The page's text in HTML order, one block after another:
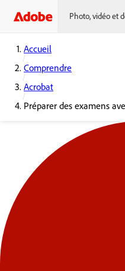
Photo, vidéo et
Accueil
Comprendre
Acrobat
Préparer des examens